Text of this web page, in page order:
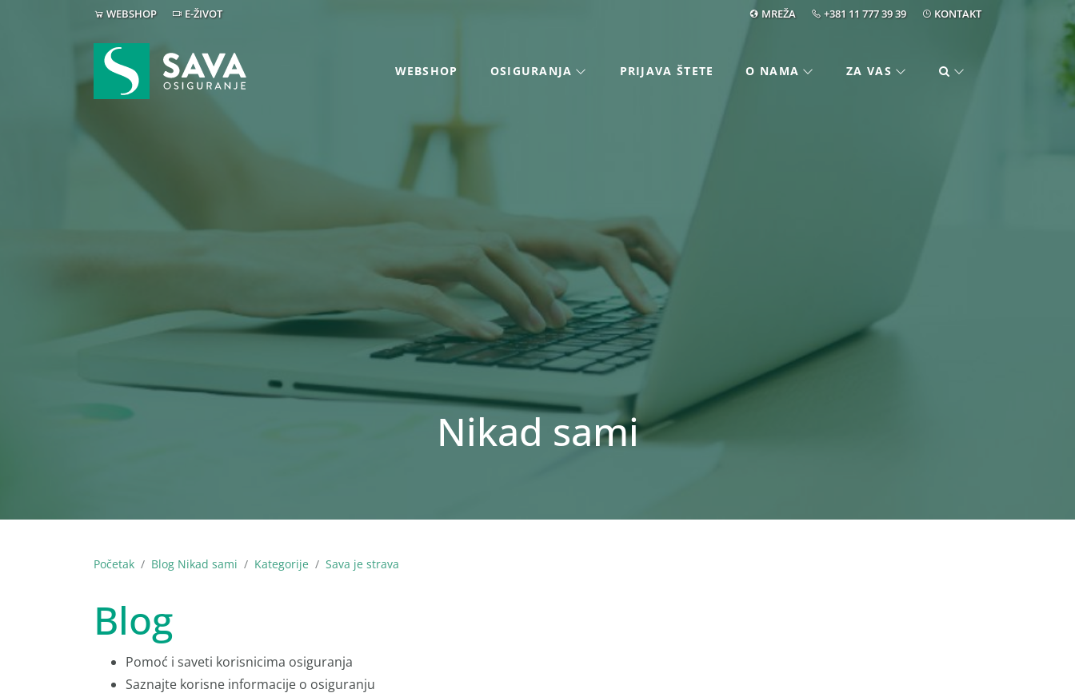
WEBSHOP E-ŽIVOT MREŽA +381 11 777 39 39 KONTAKT
WEBSHOP OSIGURANJA PRIJAVA ŠTETE O NAMA ZA VAS
Nikad sami
Početak Blog Nikad sami Kategorije Sava je strava
Blog
Pomoć i saveti korisnicima osiguranja
Saznajte korisne informacije o osiguranju